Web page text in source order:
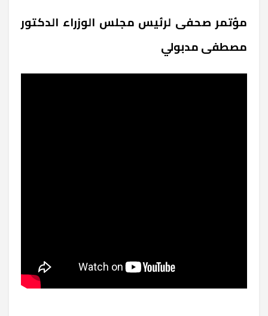
مؤتمر صحفى لرئيس مجلس الوزراء الدكتور
مصطفى مدبولي